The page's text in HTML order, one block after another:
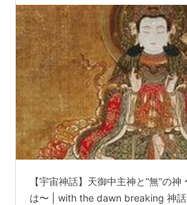
【宇宙神話】天御中主神と”無”の
は〜 | with the dawn breaking 神話